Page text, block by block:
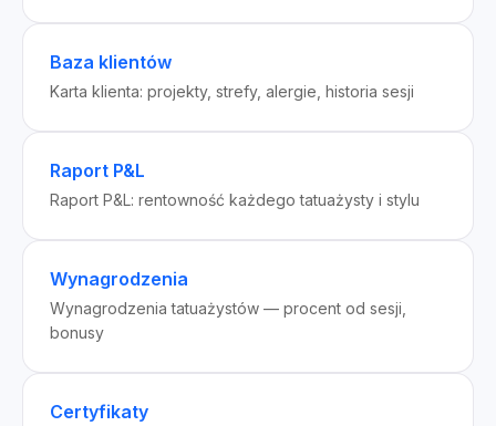
Baza klientów
Karta klienta: projekty, strefy, alergie, historia sesji
Raport P&L
Raport P&L: rentowność każdego tatuażysty i stylu
Wynagrodzenia
Wynagrodzenia tatuażystów — procent od sesji,
bonusy
Certyfikaty